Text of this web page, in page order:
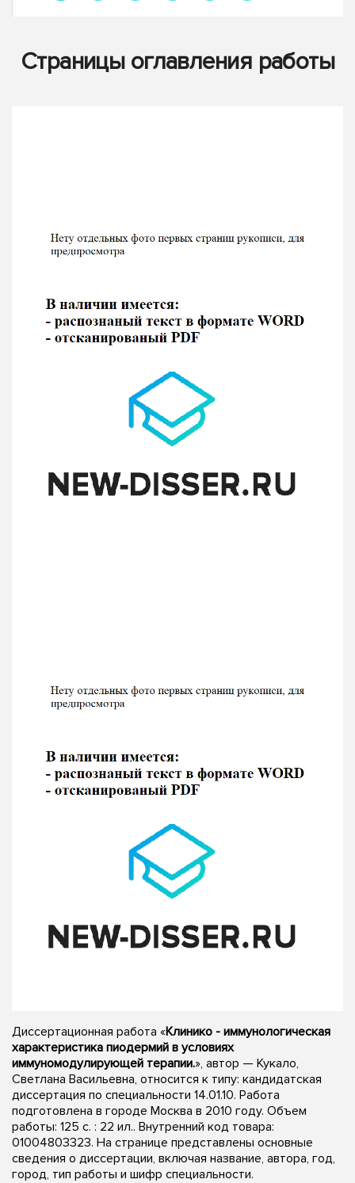
Страницы оглавления работы
Диссертационная работа «Клинико - иммунологическая
характеристика пиодермий в условиях
иммуномодулирующей терапии.», автор — Кукало,
Светлана Васильевна, относится к типу: кандидатская
диссертация по специальности 14.01.10. Работа
подготовлена в городе Москва в 2010 году. Объем
работы: 125 с. : 22 ил.. Внутренний код товара:
01004803323. На странице представлены основные
сведения о диссертации, включая название, автора, год,
город, тип работы и шифр специальности.